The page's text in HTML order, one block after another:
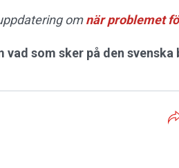
omnär problemet
som sker på den